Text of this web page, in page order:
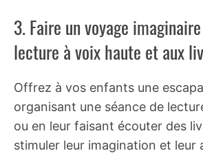
3. Faire un voyage
lecture à voix haute et aux
Offrez à vos enfants une
organisant une séance de
ou en leur faisant écouter des
stimuler leur imagination et leur